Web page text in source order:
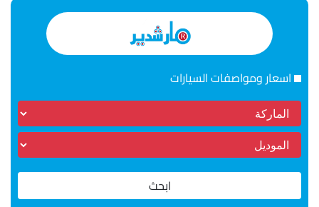
اسعار ومواصفات السيارات
ابحث